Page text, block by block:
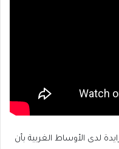
لدى الأوساط الغربية بأن